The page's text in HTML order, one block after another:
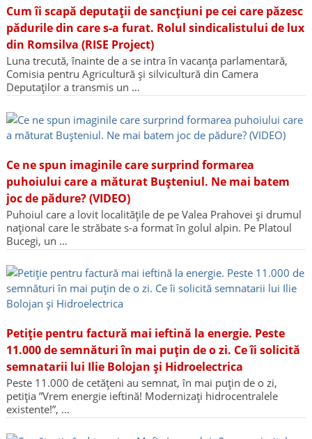
Cum îi scapă deputații de sancțiuni pe cei care păzesc
pădurile din care s-a furat. Rolul sindicalistului de lux
din Romsilva (RISE Project)
Luna trecută, înainte de a se intra în vacanța parlamentară,
Comisia pentru Agricultură și silvicultură din Camera
Deputaților a transmis un …
Ce ne spun imaginile care surprind formarea
puhoiului care a măturat Bușteniul. Ne mai batem
joc de pădure? (VIDEO)
Puhoiul care a lovit localitățile de pe Valea Prahovei și drumul
național care le străbate s-a format în golul alpin. Pe Platoul
Bucegi, un …
Petiție pentru factură mai ieftină la energie. Peste
11.000 de semnături în mai puțin de o zi. Ce îi solicită
semnatarii lui Ilie Bolojan și Hidroelectrica
Peste 11.000 de cetățeni au semnat, în mai puțin de o zi,
petiția ”Vrem energie ieftină! Modernizați hidrocentralele
existente!”, …